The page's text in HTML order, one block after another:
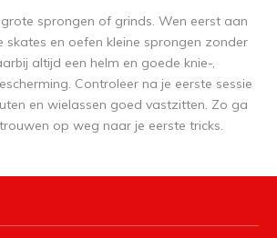
sprongen of grinds. Wen eerst aan
skates en oefen kleine sprongen zonder
altijd een helm en goede knie-,
Controleer na je eerste sessie
en wielassen goed vastzitten. Zo ga
op weg naar je eerste tricks.